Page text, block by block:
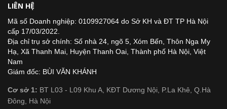
LIÊN HỆ
Mã số Doanh nghiệp: 0109927064 do Sở KH và ĐT TP Hà Nội
cấp 17/03/2022.
Địa chỉ trụ sở chính: Số nhà 24, ngõ 5, Xóm Bến, Thôn Nga My
Hạ, Xã Thanh Mai, Huyện Thanh Oai, Thành phố Hà Nội, Việt
Nam
Giám đốc: BÙI VĂN KHÁNH
Cơ sở 1: BT L03 - L09 Khu A, KĐT Dương Nội, P.La Khê, Q.Hà
Đông, Hà Nội